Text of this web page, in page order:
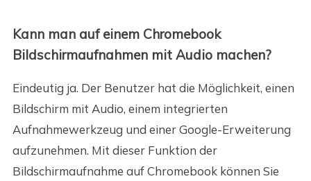
Kann man auf einem Chromebook
Bildschirmaufnahmen mit Audio machen?
Eindeutig ja. Der Benutzer hat die Möglichkeit, einen
Bildschirm mit Audio, einem integrierten
Aufnahmewerkzeug und einer Google-Erweiterung
aufzunehmen. Mit dieser Funktion der
Bildschirmaufnahme auf Chromebook können Sie